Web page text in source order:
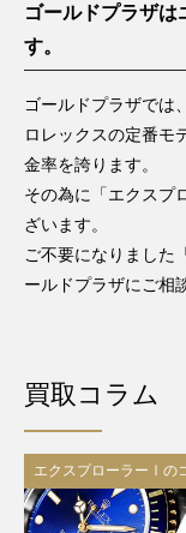
ゴールドプラザ
す。
ゴールドプラザでは
ロレックスの定番モ
金率を誇ります。
その為に「エクスプ
ざいます。
ご不要になりました
ールドプラザにご相
買取コラム
エクスプローラーⅠの